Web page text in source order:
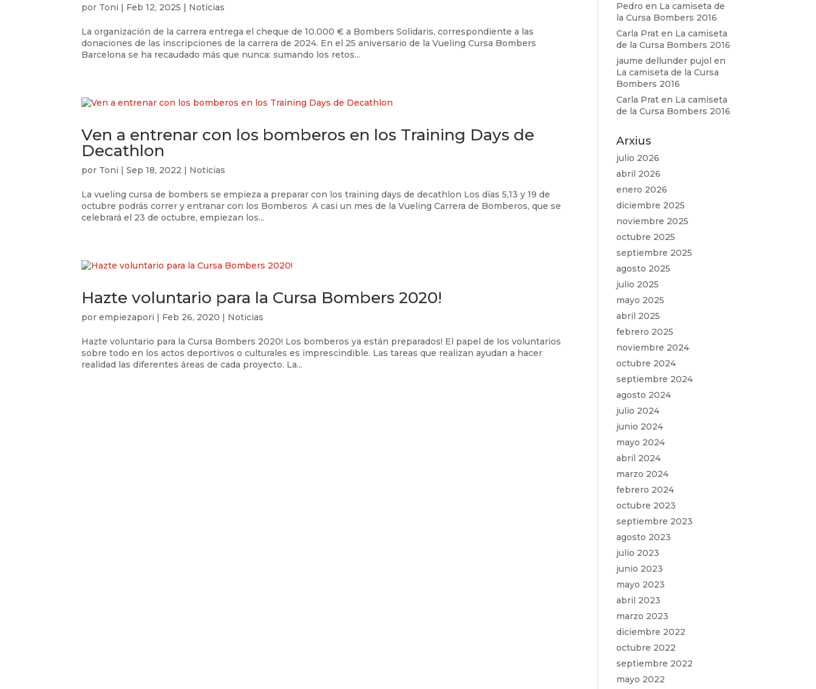
por Toni Feb 12, 2025 Noticias
La organización de la carrera entrega el cheque de 10.000 € a Bombers Solidaris, correspondiente a las
donaciones de las inscripciones de la carrera de 2024. En el 25 aniversario de la Vueling Cursa Bombers
Barcelona se ha recaudado más que nunca: sumando los retos...
Ven a entrenar con los bomberos en los Training Days de
Decathlon
por Toni |Sep 18, 2022 Noticias
La vueling cursa de bombers se empieza a preparar con los training days de decathlon Los días 5,13 y 19 de
octubre podrás correr y entranar con los Bomberos A casi un mes de la Vueling Carrera de Bomberos, que se
celebrará el 23 de octubre, empiezan los...
Hazte voluntario para la Cursa Bombers 2020!
porempiezapori Feb 26, 2020 Noticias
Hazte voluntario para la Cursa Bombers 2020! Los bomberos ya están preparados! El papel de los voluntarios
sobre todo en los actos deportivos o culturales es imprescindible. Las tareas que realizan ayudan a hacer
realidad las diferentes áreas de cada proyecto. La...
Pedro en La camiseta de
la Cursa Bombers 2016
Carla Prat en La camiseta
de la Cursa Bombers 2016
jaume dellunder pujol en
La camiseta de la Cursa
Bombers 2016
Carla Prat en La camiseta
de la Cursa Bombers 2016
Arxius
julio 2026
abril 2026
enero 2026
diciembre 2025
noviembre 2025
octubre 2025
septiembre 2025
agosto 2025
julio 2025
mayo 2025
abril 2025
febrero 2025
noviembre 2024
octubre 2024
septiembre 2024
agosto 2024
julio 2024
junio 2024
mayo 2024
abril 2024
marzo 2024
febrero 2024
octubre 2023
septiembre 2023
agosto 2023
julio 2023
junio 2023
mayo 2023
abril 2023
marzo 2023
diciembre 2022
octubre 2022
septiembre 2022
mayo 2022